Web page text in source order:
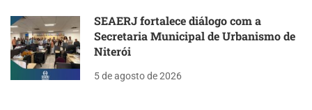
SEAERJ fortalece diálogo com a
Secretaria Municipal de Urbanismo de
Niterói
5 de agosto de 2026